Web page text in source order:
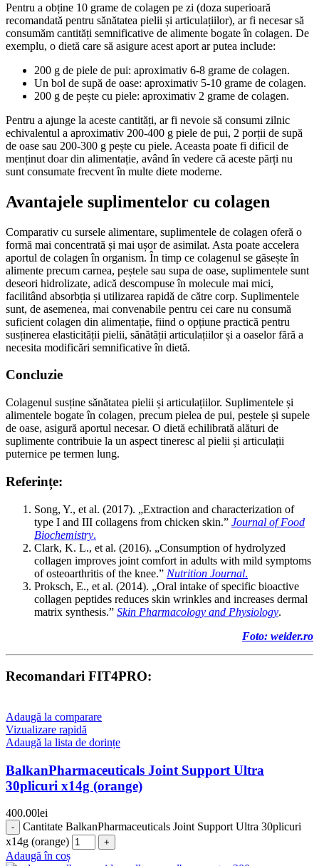
Pentru a obține 10 grame de colagen pe zi (doza superioară
recomandată pentru sănătatea pielii și articulațiilor), ar fi necesar să
consumăm cantități semnificative de alimente bogate în colagen. De
exemplu, o dietă care să asigure acest aport ar putea include:
200 g de piele de pui: aproximativ 6-8 grame de colagen.
Un bol de supă de oase: aproximativ 5-10 grame de colagen.
200 g de pește cu piele: aproximativ 2 grame de colagen.
Pentru a ajunge la aceste cantități, ar fi nevoie să consumi zilnic
echivalentul a aproximativ 200-400 g piele de pui, 2 porții de supă
de oase sau 200-300 g pește cu piele. Aceasta poate fi dificil de
menținut doar din alimentație, având în vedere că aceste părți nu
sunt consumate frecvent în multe diete moderne.
Avantajele suplimentelor cu colagen
Comparativ cu sursele alimentare, suplimentele de colagen oferă o
formă mai concentrată și mai ușor de asimilat. Asta poate accelera
aportul de colagen în organism. În timp ce colagenul se găsește în
alimente precum carnea, peștele sau supa de oase, suplimentele sunt
deseori hidrolizate, adică descompuse în molecule mai mici,
facilitând absorbția și utilizarea rapidă de către corp. Suplimentele
sunt, de asemenea, mai convenabile pentru cei care nu consumă
suficient colagen din alimentație, fiind o opțiune practică pentru
susținerea elasticității pielii, sănătății articulațiilor și a oaselor fără a
necesita modificări semnificative în dietă.
Concluzie
Colagenul susține sănătatea pielii și articulațiilor. Suplimentele și
alimentele bogate în colagen, precum pielea de pui, peștele și supele
de oase, asigură aportul necesar. O dietă echilibrată alături de
suplimente contribuie la un aspect tineresc al pielii și articulații
puternice pe termen lung.
Referințe:
Song, Y., et al. (2017). „Extraction and characterization of
type I and III collagens from chicken skin.” Journal of Food
Biochemistry.
Clark, K. L., et al. (2016). „Consumption of hydrolyzed
collagen improves joint comfort in adults with mild symptoms
of osteoarthritis of the knee.” Nutrition Journal.
Proksch, E., et al. (2014). „Oral intake of specific bioactive
collagen peptides reduces skin wrinkles and increases dermal
matrix synthesis.” Skin Pharmacology and Physiology.
Foto: weider.ro
Recomandari FIT4PRO:
Adaugă la comparare
Vizualizare rapidă
Adaugă la lista de dorințe
BalkanPharmaceuticals Joint Support Ultra
30plicuri x14g (orange)
400.00lei
Cantitate BalkanPharmaceuticals Joint Support Ultra 30plicuri
x14g (orange)
Adaugă în coș